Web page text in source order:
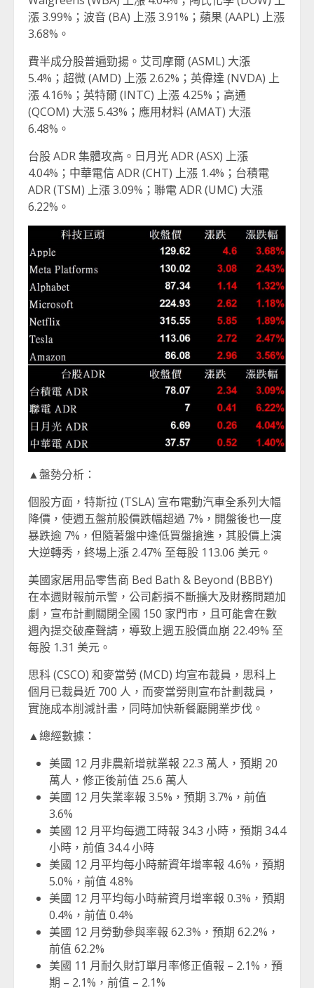
漲 3.99%；波音 (BA) 上漲 3.91%；蘋果 (AAPL) 上漲
3.68%。
費半成分股普遍勁揚。艾司摩爾 (ASML) 大漲
5.4%；超微 (AMD) 上漲 2.62%；英偉達 (NVDA) 上
漲 4.16%；英特爾 (INTC) 上漲 4.25%；高通
(QCOM) 大漲 5.43%；應用材料 (AMAT) 大漲
6.48%。
台股 ADR 集體攻高。日月光 ADR (ASX) 上漲
4.04%；中華電信 ADR (CHT) 上漲 1.4%；台積電
ADR (TSM) 上漲 3.09%；聯電 ADR (UMC) 大漲
6.22%。
▲盤勢分析：
個股方面，特斯拉 (TSLA) 宣布電動汽車全系列大幅
降價，使週五盤前股價跌幅超過 7%，開盤後也一度
暴跌逾 7%，但隨著盤中逢低買盤搶進，其股價上演
大逆轉秀，終場上漲 2.47% 至每股 113.06 美元。
美國家居用品零售商 Bed Bath & Beyond (BBBY)
在本週財報前示警，公司虧損不斷擴大及財務問題加
劇，宣布計劃關閉全國 150 家門市，且可能會在數
週內提交破產聲請，導致上週五股價血崩 22.49% 至
每股 1.31 美元。
思科 (CSCO) 和麥當勞 (MCD) 均宣布裁員，思科上
個月已裁員近 700 人，而麥當勞則宣布計劃裁員，
實施成本削減計畫，同時加快新餐廳開業步伐。
▲總經數據：
美國 12 月非農新增就業報 22.3 萬人，預期 20
萬人，修正後前值 25.6 萬人
美國 12 月失業率報 3.5%，預期 3.7%，前值
3.6%
美國 12 月平均每週工時報 34.3 小時，預期 34.4
小時，前值 34.4 小時
美國 12 月平均每小時薪資年增率報 4.6%，預期
5.0%，前值 4.8%
美國 12 月平均每小時薪資月增率報 0.3%，預期
0.4%，前值 0.4%
美國 12 月勞動參與率報 62.3%，預期 62.2%，
前值 62.2%
美國 11 月耐久財訂單月率修正值報 – 2.1%，預
期 – 2.1%，前值 – 2.1%